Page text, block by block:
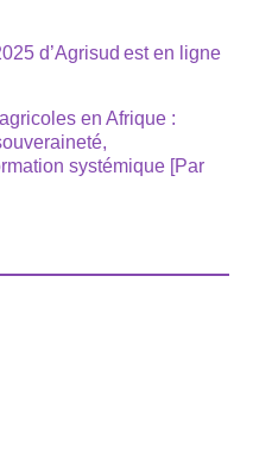
d’Agrisud est en ligne
en Afrique :
systémique [Par